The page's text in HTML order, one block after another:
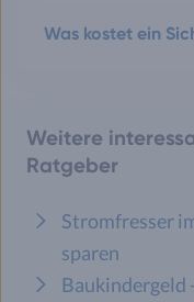
Was kostet ein
Weitere
Ratgeber
Stromfresser
sparen
Baukindergeld